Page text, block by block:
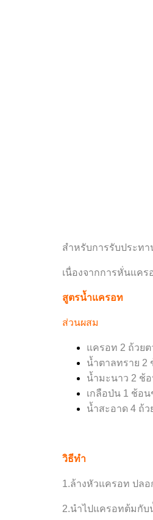
สำหรับการรับประท
เนื่องจากการหั่นแคร
สูตรน้ำแครอท
ส่วนผสม
แครอท 2 ถ้วยต
น้ำตาลทราย 2
น้ำมะนาว 2 ช้
เกลือป่น 1 ช้อน
น้ำสะอาด 4 ถ้ว
วิธีทำ
1.ล้างหัวแครอท ปลอ
2.นำไปแครอทต้มกับ